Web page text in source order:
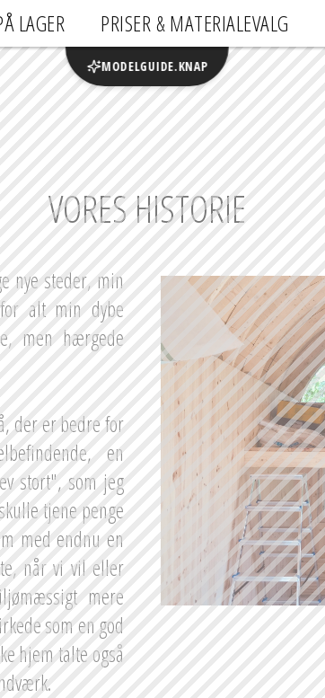
LAGER PRISER & MATERIALEVALG
VORES HISTORIE
nye steder, min
alt min dybe
men hærgede
der er bedre for
en
stort", som jeg
tjene penge
med endnu en
når vi vil eller
mere
som en god
hjem talte også
MODELGUIDE.KNAP